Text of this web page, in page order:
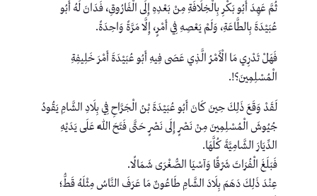
ثُمَّ عَهِدَ أَبُو بَكْرِ بِالْخِلَافَةِ مِنْ بَعْدِهِ إِلَى الْفَارُوقِ، فَدَانَ لَهُ أَبُو
عُبَيْدَةَ بِالطَّاعَةِ، وَلَمْ يَعْصِهِ فِي أَمْرٍ، إِلَّا مَرَّةً وَاحِدَةً.
فَهَلْ تَدْرِي مَا الْأَمْرُ الَّذِي عَصَى فِيهِ أَبُو عُبَيْدَةَ أَمْرَ خَلِيفِةِ
الْمُسْلِمِينَ؟!.
لَقَدْ وَقَعَ ذَلِكَ حِينَ كَانَ أَبُو عُبَيْدَةَ بْنُ الْجَرَّاحِ فِي بِلَادِ الشَّامِ يَقُودُ
جُيُوشَ الْمُسْلِمِينَ مِنْ نَصْرٍ إِلَى نَصْرٍ حَتَّى فَتَحَ اللَّهُ عَلَى يَدَيْهِ
الدِّيَارَ الشَّامِيَّةَ كُلَّهَا.
فَبَلَغَ الْفُرَاتَ شَرْقًا وَآسْيَا الصُّغْرَى شَمَالًا.
عِنْدَ ذَلِكَ دَهَمَ بِلَادَ الشَّامِ طَاعُونٌ مَا عَرَفَ النَّاسُ مِثْلَهُ قَطُّ؛